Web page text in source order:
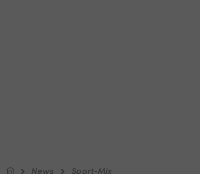
News Sport-Mix